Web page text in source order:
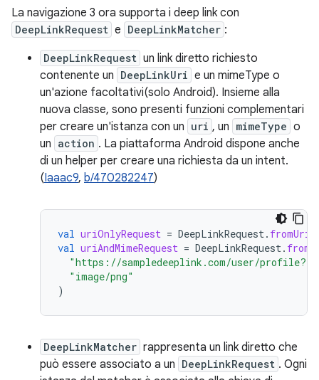
La navigazione 3 ora supporta i deep link con
DeepLinkRequest e DeepLinkMatcher :
DeepLinkRequest un link diretto richiesto
contenente un DeepLinkUri e un mimeType o
un'azione facoltativi(solo Android). Insieme alla
nuova classe, sono presenti funzioni complementari
per creare un'istanza con un uri , un mimeType o
un action . La piattaforma Android dispone anche
di un helper per creare una richiesta da un intent.
(Iaaac9, b/470282247)
val uriOnlyRequest = DeepLinkRequest.
val uriAndMimeRequest = DeepLinkRequest.
"https://sampledeeplink.com/user/
"image/png"
)
DeepLinkMatcher rappresenta un link diretto che
può essere associato a un DeepLinkRequest . Ogni